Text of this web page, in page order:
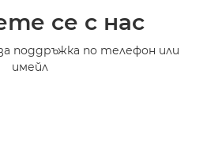
се с нас
поддръжка по телефон или
имейл